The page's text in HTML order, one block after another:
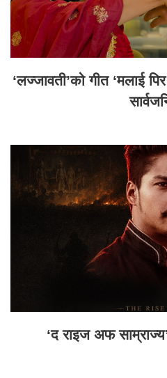
‘लज्जावती’को गीत ‘मलाई
‘द राइज अफ